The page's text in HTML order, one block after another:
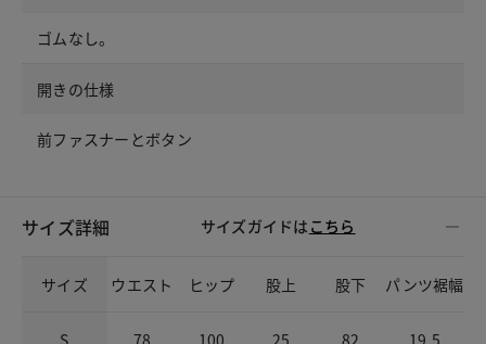
ゴムなし。
開きの仕様
前ファスナーとボタン
サイズ詳細 サイズガイドは こちら
サイズ ウエスト ヒップ 股上 股下 パンツ裾幅
S 78 100 25 82 19.5